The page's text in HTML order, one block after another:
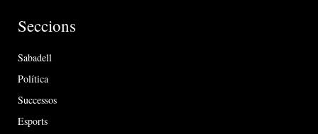
Seccions
Sabadell
Política
Successos
Esports